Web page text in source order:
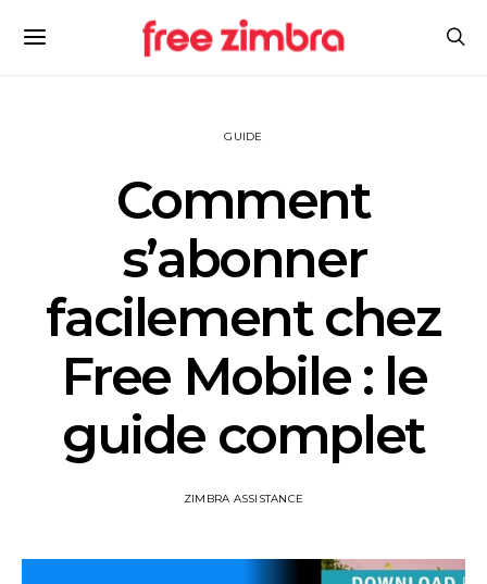
GUIDE
Comment
s’abonner
facilement chez
Free Mobile : le
guide complet
ZIMBRA ASSISTANCE